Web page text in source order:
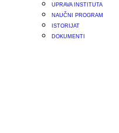
UPRAVA INSTITUTA
NAUČNI PROGRAM
ISTORIJAT
DOKUMENTI